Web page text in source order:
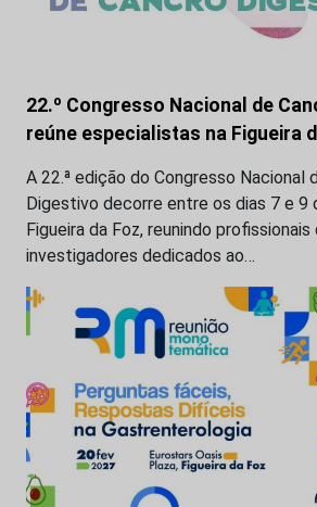
22.º Congresso Nacional de
reúne especialistas na Figueira
A 22.ª edição do Congresso Nacional
Digestivo decorre entre os dias 7 e 9
Figueira da Foz, reunindo profissionais
investigadores dedicados ao…